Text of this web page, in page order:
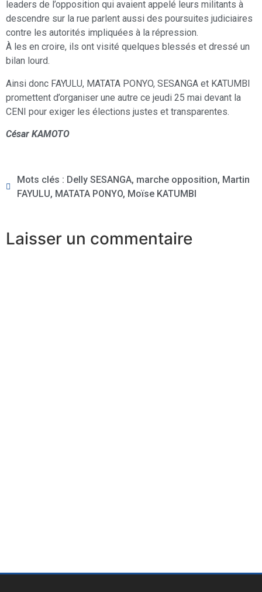
leaders de l’opposition qui avaient appelé leurs militants à
descendre sur la rue parlent aussi des poursuites judiciaires
contre les autorités impliquées à la répression.
À les en croire, ils ont visité quelques blessés et dressé un
bilan lourd.
Ainsi donc FAYULU, MATATA PONYO, SESANGA et KATUMBI
promettent d’organiser une autre ce jeudi 25 mai devant la
CENI pour exiger les élections justes et transparentes.
César KAMOTO
Mots clés : Delly SESANGA, marche opposition, Martin
FAYULU, MATATA PONYO, Moïse KATUMBI
Laisser un commentaire